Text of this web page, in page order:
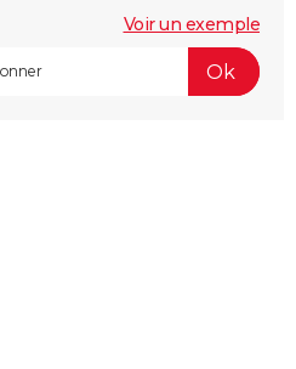
Voir un exemple